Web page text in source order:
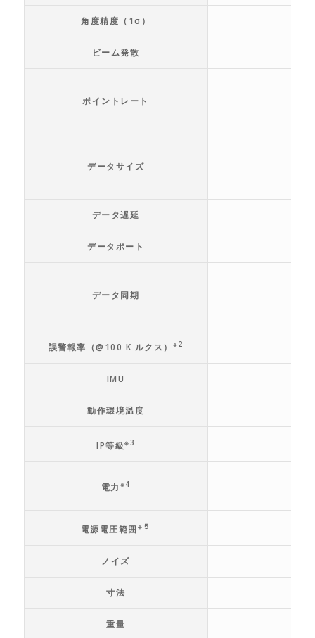
角度精度（1σ）
ビーム発散
ポイントレート
データサイズ
データ遅延
データポート
データ同期
誤警報率（@100 K ルクス） ※2
IMU
動作環境温度
IP等級※3
電力 ※4
電源電圧範囲※５
ノイズ
寸法
重量